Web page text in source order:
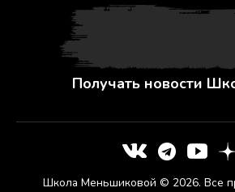
Получать новости
Школа Меньшиковой © 2026. Все